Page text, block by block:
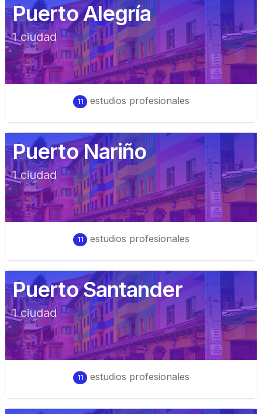
Puerto Alegría
1ciudad
11 estudios profesionales
Puerto Nariño
1ciudad
11 estudios profesionales
Puerto Santander
1ciudad
11 estudios profesionales